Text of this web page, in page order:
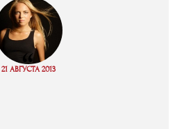
“
21 АВГУСТА 2013
Read